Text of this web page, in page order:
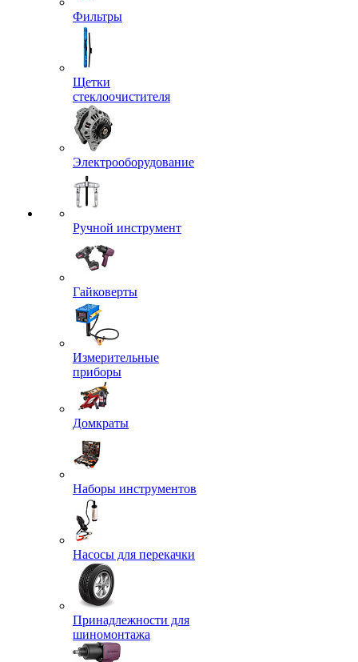
Фильтры
Щетки
стеклоочистителя
Электрооборудование
Ручной инструмент
Гайковерты
Измерительные
приборы
Домкраты
Наборы инструментов
Насосы для перекачки
Принадлежности для
шиномонтажа